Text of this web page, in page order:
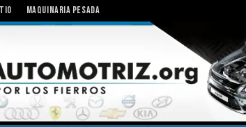
MAQUINARIA PESADA